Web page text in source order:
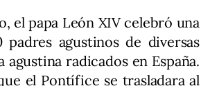
el papa León XIV celebró una
agustinos de diversas
radicados en España.
el Pontífice se trasladara al